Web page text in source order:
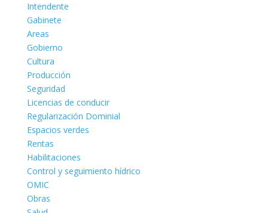
Intendente
Gabinete
Areas
Gobierno
Cultura
Producción
Seguridad
Licencias de conducir
Regularización Dominial
Espacios verdes
Rentas
Habilitaciones
Control y seguimiento hídrico
OMIC
Obras